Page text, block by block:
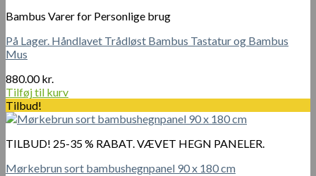
Bambus Varer for Personlige brug
På Lager. Håndlavet Trådløst Bambus Tastatur og Bambus
Mus
880.00kr.
Tilføj til kurv
Tilbud!
TILBUD! 25-35 % RABAT. VÆVET HEGN PANELER.
Mørkebrun sort bambushegnpanel 90 x 180 cm